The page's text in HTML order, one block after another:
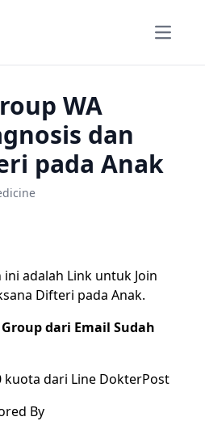
Open
WA
dan
pada Anak
adalah Link untuk Join
Difteri pada Anak.
dari Email Sudah
kuota dari Line DokterPost
By